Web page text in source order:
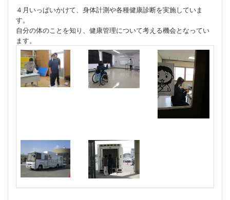
４月いっぱいかけて、身体計測や各種健康診断を実施していま
す。
自分の体のことを知り、健康管理について考える機会となってい
ます。